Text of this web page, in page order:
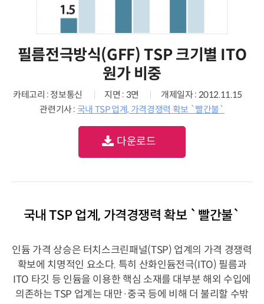
필름전극방식(GFF) TSP 크기별 ITO
원가 비중
카테고리 : 정보통신 지면 : 3면
개제일자 : 2012.11.15
관련기사 : 국내 TSP 업계, 가격경쟁력 확보 `빨간불`
다운로드
국내 TSP 업계, 가격경쟁력 확보 `빨간불`
인듐 가격 상승은 터치스크린패널(TSP) 업계의 가격 경쟁력
확보에 치명적인 요소다. 특히 산화인듐전극(ITO) 필름과
ITO 타깃 등 인듐을 이용한 핵심 소재를 대부분 해외 수입에
의존하는 TSP 업계는 대만·중국 등에 비해 더 불리할 수밖